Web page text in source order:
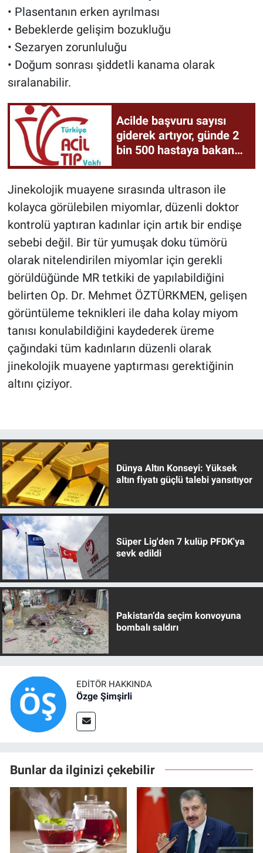
• Plasentanın erken ayrılması
• Bebeklerde gelişim bozukluğu
• Sezaryen zorunluluğu
• Doğum sonrası şiddetli kanama olarak
sıralanabilir.
Acilde başvuru sayısı
giderek artıyor, günde 2
bin 500 hastaya bakan
Jinekolojik muayene sırasında ultrason ile
kolayca görülebilen miyomlar, düzenli doktor
kontrolü yaptıran kadınlar için artık bir endişe
sebebi değil. Bir tür yumuşak doku tümörü
olarak nitelendirilen miyomlar için gerekli
görüldüğünde MR tetkiki de yapılabildiğini
belirten Op. Dr. Mehmet ÖZTÜRKMEN, gelişen
görüntüleme teknikleri ile daha kolay miyom
tanısı konulabildiğini kaydederek üreme
çağındaki tüm kadınların düzenli olarak
jinekolojik muayene yaptırması gerektiğinin
altını çiziyor.
Dünya Altın Konseyi: Yüksek
altın fiyatı güçlü talebi yansıtıyor
Süper Lig'den 7 kulüp PFDK'ya
sevk edildi
Pakistan’da seçim konvoyuna
bombalı saldırı
EDITÖR HAKKINDA
Özge Şimşirli
Bunlar da ilginizi çekebilir